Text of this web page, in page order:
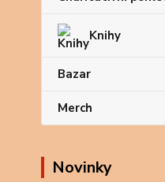
Knihy
Bazar
Merch
Novinky